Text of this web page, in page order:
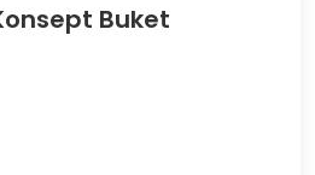
Buket